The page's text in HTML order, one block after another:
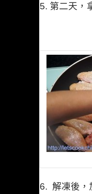
5. 第二天，
6. 解凍後，